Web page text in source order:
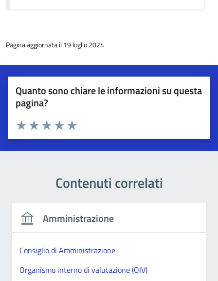
Pagina aggiornata il 19 luglio 2024
Quanto sono chiare le informazioni su questa
pagina?
Esprimi una valutazione
Valuta 5 stelle su 5
Valuta 4 stelle su 5
Valuta 3 stelle su 5
Valuta 2 stelle su 5
Valuta 1 stelle su 5
Contenuti correlati
Amministrazione
Consiglio di Amministrazione
Organismo interno di valutazione (OIV)